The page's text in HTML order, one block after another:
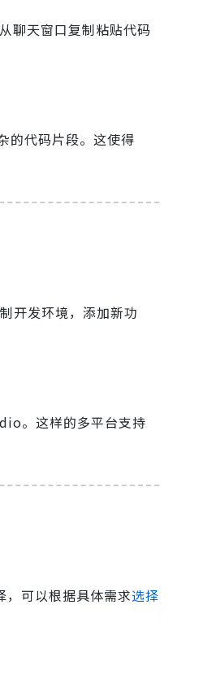
聊天窗口复制粘贴代码
的代码片段。这使得
开发环境，添加新功
。这样的多平台支持
，可以根据具体需求选择